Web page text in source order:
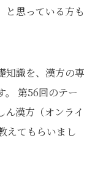
と思っている方も
知識を、漢方の専
。 第56回のテー
ん漢方（オンライ
えてもらいまし